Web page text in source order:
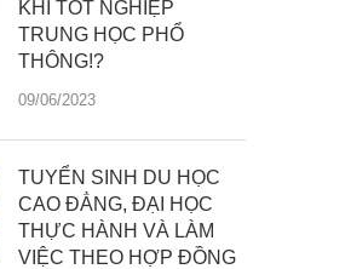
KHI TỐT NGHIỆP
TRUNG HỌC PHỔ
THÔNG!?
09/06/2023
TUYỂN SINH DU HỌC
CAO ĐẲNG, ĐẠI HỌC
THỰC HÀNH VÀ LÀM
VIỆC THEO HỢP ĐỒNG